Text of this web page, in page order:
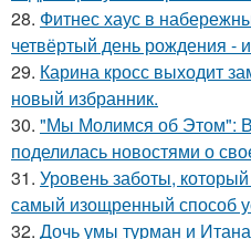
28. Фитнес хаус в
четвёртый день рождения -
29. Карина кросс выходит
новый избранник.
30. "Мы Молимся об Этом":
поделилась новостями о
31. Уровень заботы,
самый изощренный способ
32. Дочь умы турман и